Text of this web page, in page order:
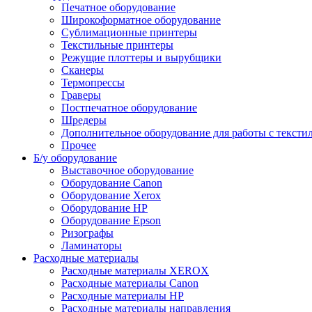
Печатное оборудование
Широкоформатное оборудование
Сублимационные принтеры
Текстильные принтеры
Режущие плоттеры и вырубщики
Сканеры
Термопрессы
Граверы
Постпечатное оборудование
Шредеры
Дополнительное оборудование для работы с
Прочее
Б/у оборудование
Выставочное оборудование
Оборудование Canon
Оборудование Xerox
Оборудование HP
Оборудование Epson
Ризографы
Ламинаторы
Расходные материалы
Расходные материалы XEROX
Расходные материалы Canon
Расходные материалы HP
Расходные материалы направления